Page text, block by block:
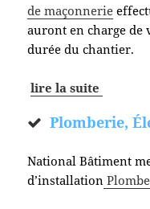
de maçonnerie
auront en charge de
durée du chantier.
lire la suite
Plomberie,
National Bâtiment
d’installation